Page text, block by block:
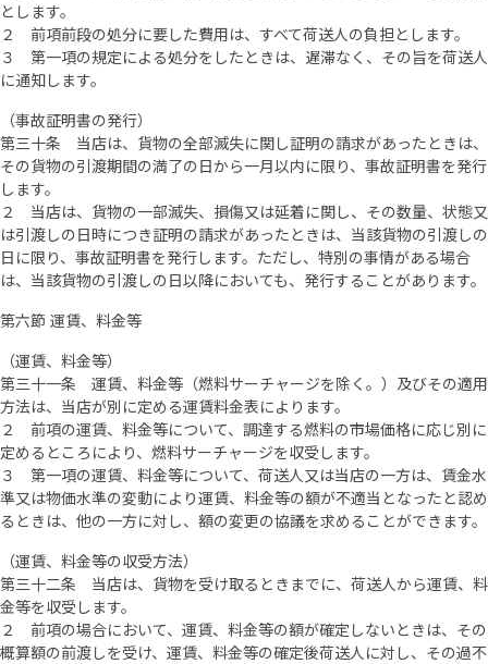
とします。
２ 前項前段の処分に要した費用は、すべて荷送人の負担とします。
３ 第一項の規定による処分をしたときは、遅滞なく、その旨を荷送人
に通知します。
（事故証明書の発行）
第三十条 当店は、貨物の全部滅失に関し証明の請求があったときは、
その貨物の引渡期間の満了の日から一月以内に限り、事故証明書を発行
します。
２ 当店は、貨物の一部滅失、損傷又は延着に関し、その数量、状態又
は引渡しの日時につき証明の請求があったときは、当該貨物の引渡しの
日に限り、事故証明書を発行します。ただし、特別の事情がある場合
は、当該貨物の引渡しの日以降においても、発行することがあります。
第六節 運賃、料金等
（運賃、料金等）
第三十一条 運賃、料金等（燃料サーチャージを除く。）及びその適用
方法は、当店が別に定める運賃料金表によります。
２ 前項の運賃、料金等について、調達する燃料の市場価格に応じ別に
定めるところにより、燃料サーチャージを収受します。
３ 第一項の運賃、料金等について、荷送人又は当店の一方は、賃金水
準又は物価水準の変動により運賃、料金等の額が不適当となったと認め
るときは、他の一方に対し、額の変更の協議を求めることができます。
（運賃、料金等の収受方法）
第三十二条 当店は、貨物を受け取るときまでに、荷送人から運賃、料
金等を収受します。
２ 前項の場合において、運賃、料金等の額が確定しないときは、その
概算額の前渡しを受け、運賃、料金等の確定後荷送人に対し、その過不